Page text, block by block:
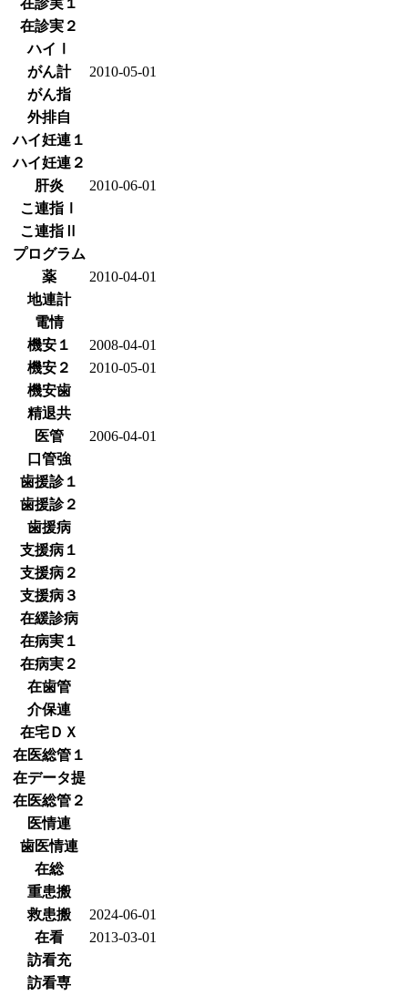
在診実２
ハイⅠ
がん計
2010-05-01
がん指
外排自
ハイ妊連１
ハイ妊連２
肝炎
2010-06-01
こ連指Ⅰ
こ連指Ⅱ
プログラム
薬
2010-04-01
地連計
電情
機安１
2008-04-01
機安２
2010-05-01
機安歯
精退共
医管
2006-04-01
口管強
歯援診１
歯援診２
歯援病
支援病１
支援病２
支援病３
在緩診病
在病実１
在病実２
在歯管
介保連
在宅ＤＸ
在医総管１
在データ提
在医総管２
医情連
歯医情連
在総
重患搬
救患搬
2024-06-01
在看
2013-03-01
訪看充
訪看専